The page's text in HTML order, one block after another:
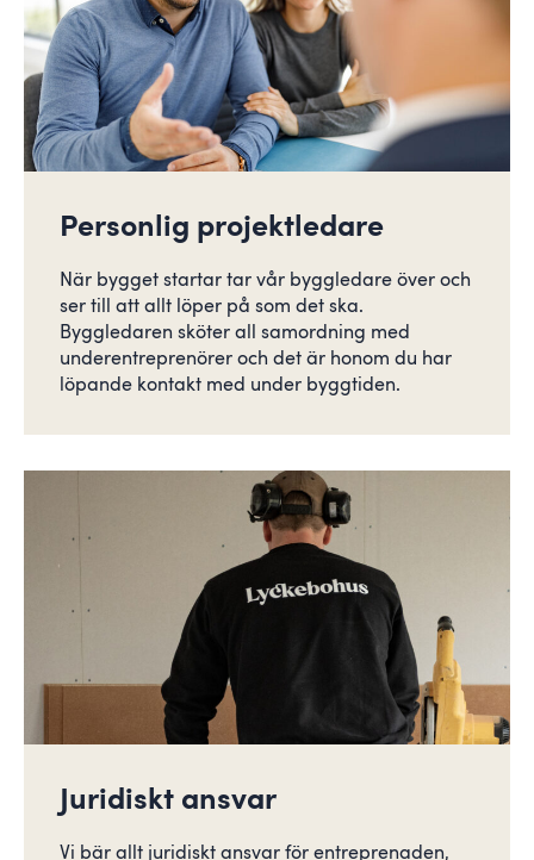
Personlig projektledare
När bygget startar tar vår byggledare över och
ser till att allt löper på som det ska.
Byggledaren sköter all samordning med
underentreprenörer och det är honom du har
löpande kontakt med under byggtiden.
Juridiskt ansvar
Vi bär allt juridiskt ansvar för entreprenaden,